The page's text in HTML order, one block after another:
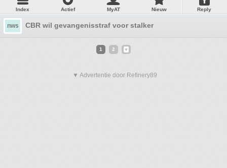
Index Actief MyAT Nieuw Reply
nws CBR wil gevangenisstraf voor stalker
1 2
▼ Advertentie door Refinery89